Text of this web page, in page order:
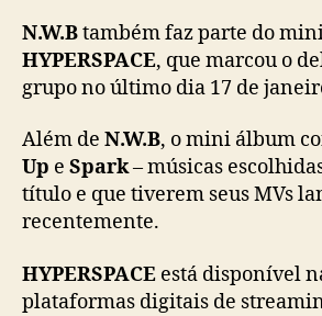
N.W.Btambém faz parte do
HYPERSPACE, que marcou o
grupo no último dia 17 de
Além de N.W.B, o mini álbum
Up e Spark– músicas
título e que tiverem seus MVs
recentemente.
HYPERSPACE está disponível
plataformas digitais de